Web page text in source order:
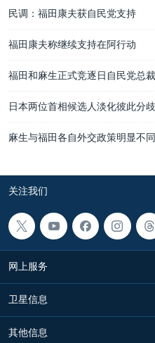
民调：福田康夫获自民党支持
福田康夫称继续支持在阿行动
福田和麻生正式竞逐日自民党总裁
日本两位首相候选人淡化彼此分歧
麻生与福田各自外交政策明显不同
关注我们
网上服务
卫星信息
其他信息